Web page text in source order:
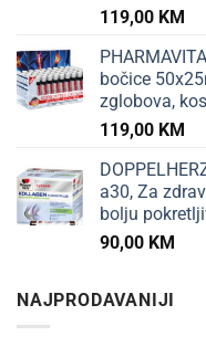
119,00 KM
bočice
zglobova,
119,00 KM
a30, Za
bolju
90,00 KM
NAJPRODAVANIJI